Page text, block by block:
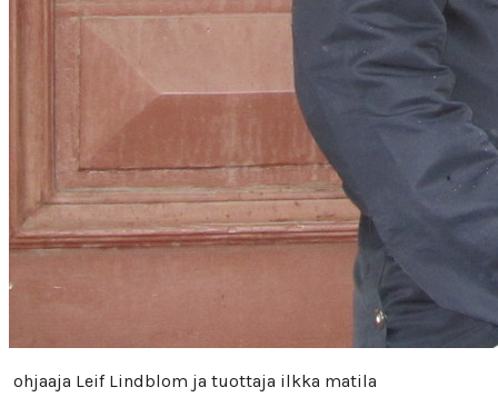
ohjaaja Leif Lindblom ja tuottaja ilkka matila